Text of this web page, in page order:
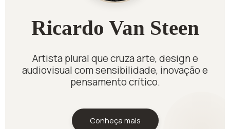
Ricardo Van Steen
Artista plural que cruza arte, design e
audiovisual com sensibilidade, inovação e
pensamento crítico.
Conheça mais